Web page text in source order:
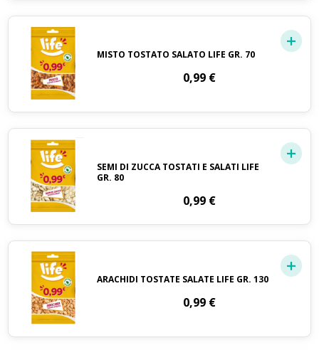
MISTO TOSTATO SALATO LIFE GR. 70
0,99 €
SEMI DI ZUCCA TOSTATI E SALATI LIFE
GR. 80
0,99 €
ARACHIDI TOSTATE SALATE LIFE GR. 130
0,99 €